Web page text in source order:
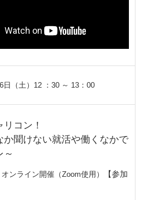
日（土）12 ：30 ～ 13：00
コン！
聞けない就活や働くなかで
～
オンライン開催（Zoom使用）
【参加